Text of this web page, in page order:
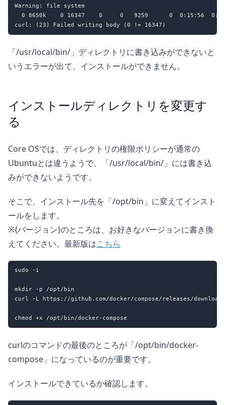
Warning: file system
0 8650k    0 16347    0     0   9259      0  0:15:56
「/usr/local/bin/」ディレクトリに書き込みができないと
いうエラーが出て、インストールができません。
インストールディレクトリを変更す
る
Core OSでは、ディレクトリの権限ポリシーが通常の
Ubuntuとは違うようで、「/usr/local/bin/」には書き込
みができないようです。
そこで、インストール先を「/opt/bin」に変えてインスト
ールをします。
※{バージョン}のところは、お好きなバージョンに書き換
えてください。最新版はこちら
sudo -i
mkdir -p /opt/bin
curl -L https://github.com/docker/compose/releases/download/
curlのコマンドの最後のところが「/opt/bin/docker-
compose」になっているのが重要です。
インストールできているか確認します。